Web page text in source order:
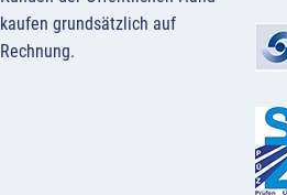
kaufen grundsätzlich auf
Rechnung.